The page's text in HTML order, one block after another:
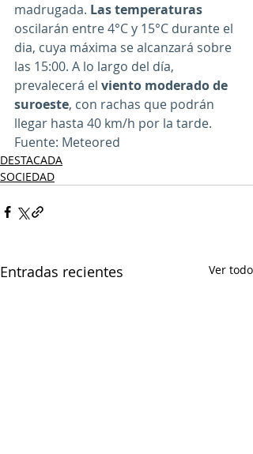
madrugada. Las temperaturas
oscilarán entre 4°C y 15°C durante el
dia, cuya máxima se alcanzará sobre
las 15:00. A lo largo del día,
prevalecerá el viento moderado de
suroeste, con rachas que podrán
llegar hasta 40 km/h por la tarde.
Fuente: Meteored
DESTACADA
SOCIEDAD
Entradas recientes Ver todo